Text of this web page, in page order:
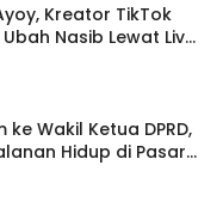
Kreator TikTok
Nasib Lewat Live
Wakil Ketua DPRD,
Hidup di Pasar